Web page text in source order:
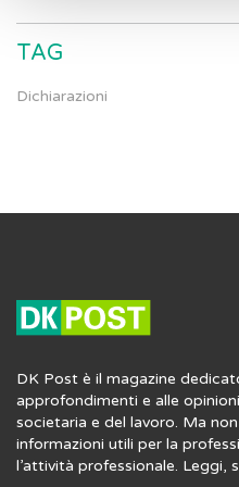
TAG
Dichiarazioni
DK Post è il magazine
approfondimenti e alle
societaria e del lavoro. Ma
informazioni utili per la
l’attività professionale. Leggi,